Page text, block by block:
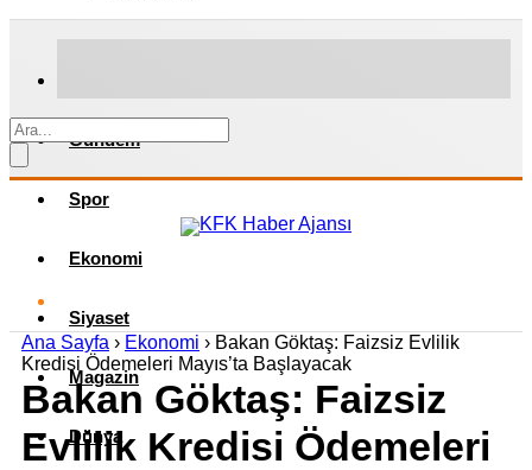
Gündem
Spor
Ekonomi
Siyaset
Magazin
Dünya
Ana Sayfa › Ekonomi › Bakan Göktaş: Faizsiz Evlilik
Kredisi Ödemeleri Mayıs’ta Başlayacak
Bakan Göktaş: Faizsiz
Evlilik Kredisi Ödemeleri